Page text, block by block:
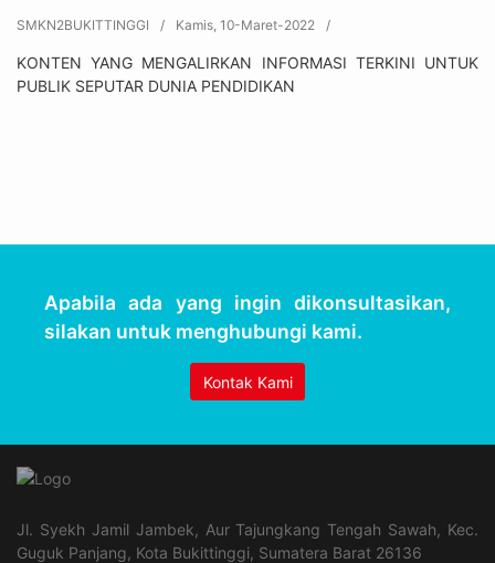
SMKN2BUKITTINGGI / Kamis, 10-Maret-2022 /
KONTEN YANG MENGALIRKAN INFORMASI TERKINI UNTUK
PUBLIK SEPUTAR DUNIA PENDIDIKAN
Apabila ada yang ingin dikonsultasikan,
silakan untuk menghubungi kami.
Kontak Kami
Jl. Syekh Jamil Jambek, Aur Tajungkang Tengah Sawah, Kec.
Guguk Panjang, Kota Bukittinggi, Sumatera Barat 26136